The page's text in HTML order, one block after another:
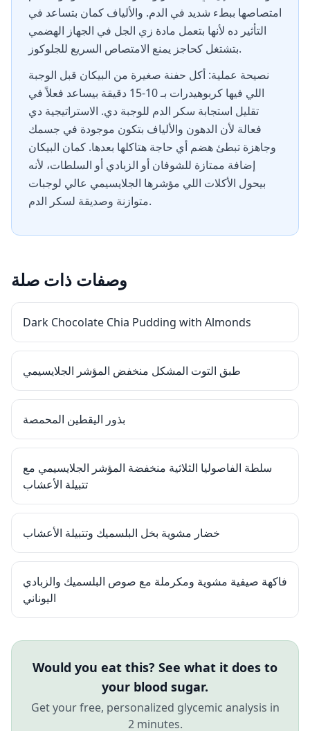
امتصاصها ببطء شديد في الدم. والألياف كمان بتساعد في
التأثير ده لأنها بتعمل مادة زي الجل في الجهاز الهضمي
بتشتغل كحاجز يمنع الامتصاص السريع للجلوكوز.
نصيحة عملية: أكل حفنة صغيرة من البيكان قبل الوجبة
اللي فيها كربوهيدرات بـ 10-15 دقيقة بيساعد فعلاً في
تقليل استجابة سكر الدم للوجبة دي. الاستراتيجية دي
فعالة لأن الدهون والألياف بتكون موجودة في جسمك
وجاهزة تبطئ هضم أي حاجة هتاكلها بعدها. كمان البيكان
إضافة ممتازة للشوفان أو الزبادي أو السلطات، لأنه
بيحول الأكلات اللي مؤشرها الجلايسيمي عالي لوجبات
متوازنة وصديقة لسكر الدم.
وصفات ذات صلة
Dark Chocolate Chia Pudding with Almonds
طبق التوت المشكل منخفض المؤشر الجلايسيمي
بذور اليقطين المحمصة
سلطة الفاصوليا الثلاثية منخفضة المؤشر الجلايسيمي مع
تتبيلة الأعشاب
خضار مشوية بخل البلسميك وتتبيلة الأعشاب
فاكهة صيفية مشوية ومكرملة مع صوص البلسميك والزبادي
اليوناني
Would you eat this? See what it does to
your blood sugar.
Get your free, personalized glycemic analysis in
2 minutes.